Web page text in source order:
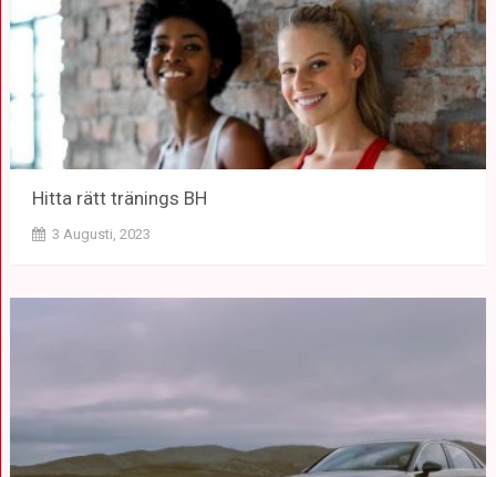
Hitta rätt tränings BH
3 Augusti, 2023